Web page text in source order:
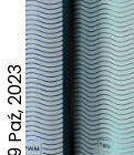
29 Paź, 2023